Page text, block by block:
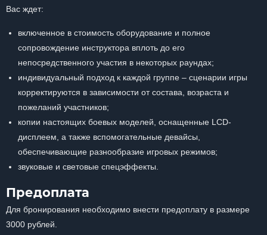
Вас ждет:
включенное в стоимость оборудование и полное
сопровождение инструктора вплоть до его
непосредственного участия в некоторых раундах;
индивидуальный подход к каждой группе – сценарии игры
корректируются в зависимости от состава, возраста и
пожеланий участников;
копии настоящих боевых моделей, оснащенные LCD-
дисплеем, а также вспомогательные девайсы,
обеспечивающие разнообразие игровых режимов;
звуковые и световые спецэффекты.
Предоплата
Для бронирования необходимо внести предоплату в размере
3000 рублей.